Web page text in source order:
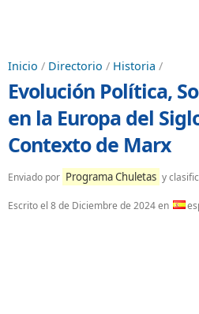
Inicio / Directorio / Historia /
Evolución Política,
en la Europa del
Contexto de Marx
Enviado por Programa Chuletas y
Escrito el 8 de Diciembre de 2024en